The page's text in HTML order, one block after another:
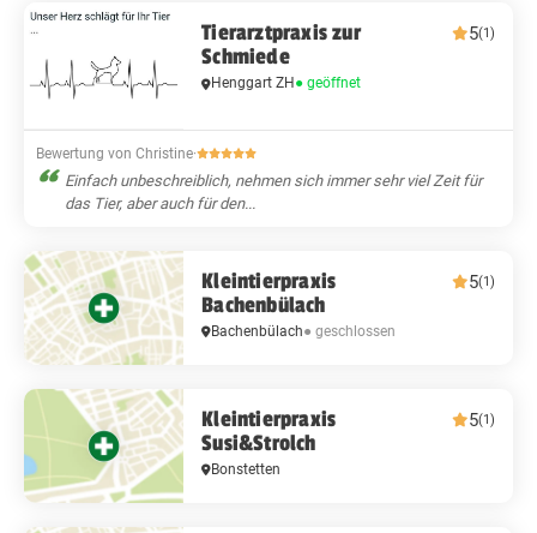
Tierarztpraxis zur
Schmiede
5(1)
Henggart ZH ● geöffnet
Bewertung von Christine·
Einfach unbeschreiblich, nehmen sich immer sehr viel Zeit für
das Tier, aber auch für den...
Kleintierpraxis
Bachenbülach
5(1)
Bachenbülach● geschlossen
Kleintierpraxis
Susi&Strolch
5(1)
Bonstetten